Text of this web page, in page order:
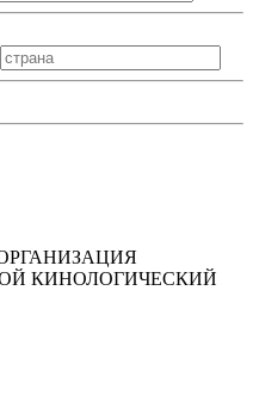
КИНОЛОГИЧЕСКИЙ